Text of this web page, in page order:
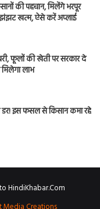
की पहचान, मिलेंगे भरपूर
झंझट खत्म, ऐसे करें अप्लाई
फूलों की खेती पर सरकार दे
लाभ
इस फसल से किसान कमा रहे
HindiKhabar.Com